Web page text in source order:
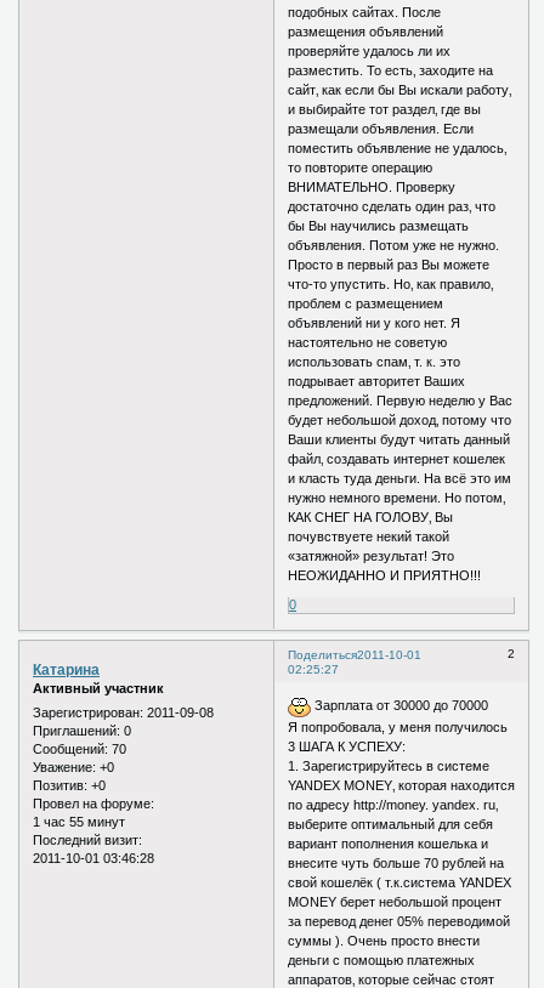
подобных сайтах. После
размещения объявлений
проверяйте удалось ли их
разместить. То есть‚ заходите на
сайт‚ как если бы Вы искали работу‚
и выбирайте тот раздел‚ где вы
размещали объявления. Если
поместить объявление не удалось‚
то повторите операцию
ВНИМАТЕЛЬНО. Проверку
достаточно сделать один раз‚ что
бы Вы научились размещать
объявления. Потом уже не нужно.
Просто в первый раз Вы можете
что-то упустить. Но‚ как правило‚
проблем с размещением
объявлений ни у кого нет. Я
настоятельно не советую
использовать спам‚ т. к. это
подрывает авторитет Ваших
предложений. Первую неделю у Вас
будет небольшой доход‚ потому что
Ваши клиенты будут читать данный
файл‚ создавать интернет кошелек
и класть туда деньги. На всё это им
нужно немного времени. Но потом‚
КАК СНЕГ НА ГОЛОВУ‚ Вы
почувствуете некий такой
«затяжной» результат! Это
НЕОЖИДАННО И ПРИЯТНО!!!
0
Поделиться 2
2011-10-01
02:25:27
Катарина
Активный участник
Зарегистрирован: 2011-09-08
Приглашений: 0
Сообщений: 70
Уважение: +0
Позитив: +0
Провел на форуме:
1 час 55 минут
Последний визит:
2011-10-01 03:46:28
Зарплата от 30000 до 70000
Я попробовала, у меня получилось
3 ШАГА К УСПЕХУ:
1. Зарегистрируйтесь в системе
YANDEX MONEY‚ которая находится
по адресу http://money. yandex. ru‚
выберите оптимальный для себя
вариант пополнения кошелька и
внесите чуть больше 70 рублей на
свой кошелёк ( т.к.система YANDEX
MONEY берет небольшой процент
за перевод денег 05% переводимой
суммы ). Очень просто внести
деньги с помощью платежных
аппаратов‚ которые сейчас стоят